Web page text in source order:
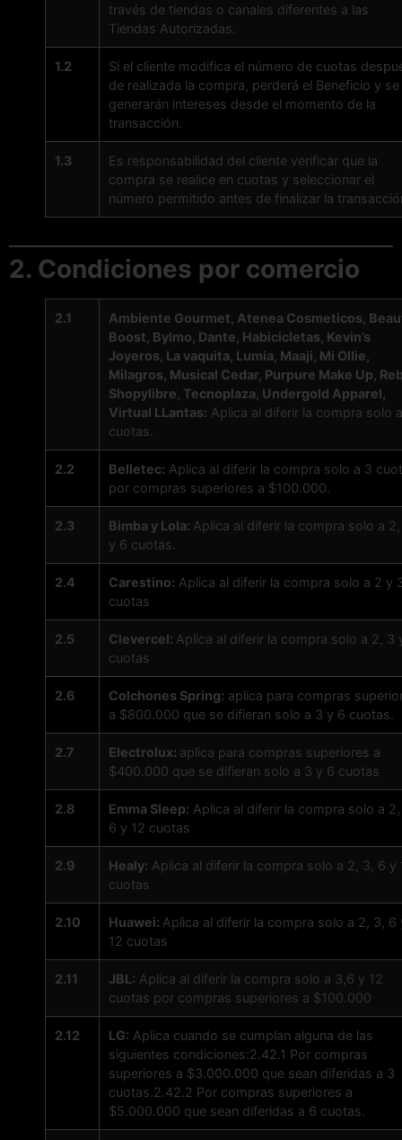
través de tiendas o canales diferentes a las
Tiendas Autorizadas.
1.2
Si el cliente modifica el número de cuotas
de realizada la compra, perderá el Beneficio y se
generarán intereses desde el momento de la
transacción.
1.3
Es responsabilidad del cliente verificar que la
compra se realice en cuotas y seleccionar el
número permitido antes de finalizar la
2. Condiciones por comercio
2.1
Ambiente Gourmet, Atenea Cosmeticos,
Boost, Bylmo, Dante, Habicicletas, Kevin’s
Joyeros, La vaquita, Lumia, Maaji, Mi Ollie,
Milagros, Musical Cedar, Purpure Make Up,
Shopylibre, Tecnoplaza, Undergold Apparel,
Virtual LLantas: Aplica al diferir la compra solo
cuotas.
2.2 Belletec: Aplica al diferir la compra solo a 3
por compras superiores a $100.000.
2.3 Bimba y Lola: Aplica al diferir la compra solo a
y 6 cuotas.
2.4 Carestino: Aplica al diferir la compra solo a 2 y
cuotas
2.5 Clevercel: Aplica al diferir la compra solo a 2, 3
cuotas
2.6 Colchones Spring: aplica para compras
a $800.000 que se difieran solo a 3 y 6 cuotas.
2.7 Electrolux: aplica para compras superiores a
$400.000 que se difieran solo a 3 y 6 cuotas
2.8 Emma Sleep: Aplica al diferir la compra solo a
6 y 12 cuotas
2.9 Healy: Aplica al diferir la compra solo a 2, 3, 6 y
cuotas
2.10 Huawei: Aplica al diferir la compra solo a 2, 3, 6
12 cuotas
2.11 JBL: Aplica al diferir la compra solo a 3,6 y 12
cuotas por compras superiores a $100.000
2.12 LG: Aplica cuando se cumplan alguna de las
siguientes condiciones:2.42.1 Por compras
superiores a $3.000.000 que sean diferidas a 3
cuotas.2.42.2 Por compras superiores a
$5.000.000 que sean diferidas a 6 cuotas.